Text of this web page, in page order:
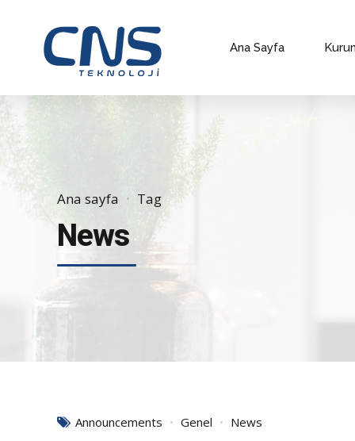
Ana Sayfa
Ana sayfa Tag
News
Announcements Genel News